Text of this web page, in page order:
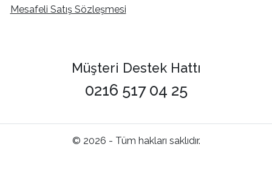
Mesafeli Satış Sözleşmesi
Müşteri Destek Hattı
0216 517 04 25
© 2026 - Tüm hakları saklıdır.